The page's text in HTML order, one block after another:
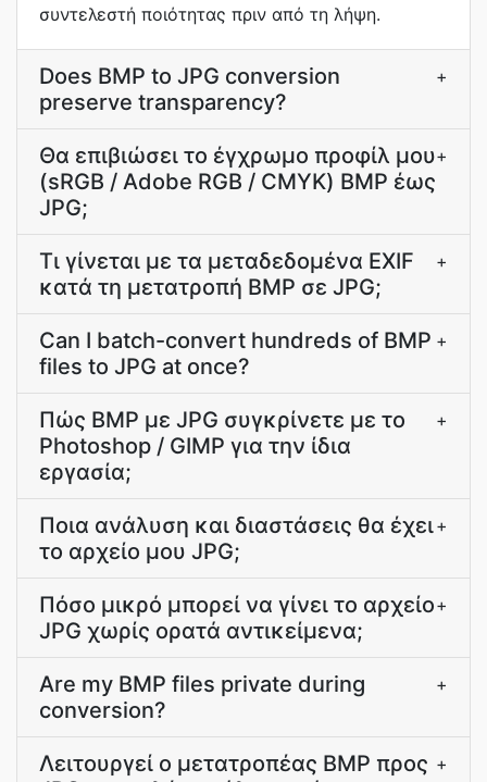
συντελεστή ποιότητας πριν από τη λήψη.
Does BMP to JPG conversion
preserve transparency?
+
Θα επιβιώσει το έγχρωμο προφίλ μου
(sRGB / Adobe RGB / CMYK) BMP έως
JPG;
+
Τι γίνεται με τα μεταδεδομένα EXIF
κατά τη μετατροπή BMP σε JPG;
+
Can I batch-convert hundreds of BMP
files to JPG at once?
+
Πώς BMP με JPG συγκρίνετε με το
Photoshop / GIMP για την ίδια
εργασία;
+
Ποια ανάλυση και διαστάσεις θα έχει
το αρχείο μου JPG;
+
Πόσο μικρό μπορεί να γίνει το αρχείο
JPG χωρίς ορατά αντικείμενα;
+
Are my BMP files private during
conversion?
+
Λειτουργεί ο μετατροπέας BMP προς +